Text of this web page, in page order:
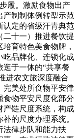
履。激励食物出产
产制制体例转型示范
认定的省级汗青典范
二十一）推进餐饮提
育特色美食物牌，
吃品牌化、连锁化成
于一体的“共享餐
进农文旅深度融合
完美处所食物平安律
食物平安尺度化部分
产链尺度系统，构成
的尺度办理系统。
法律步队和能力扶